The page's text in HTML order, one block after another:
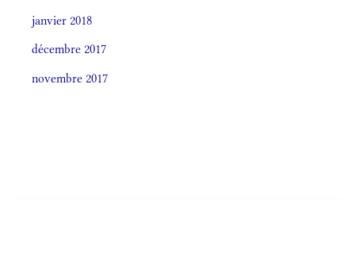
janvier 2018
décembre 2017
novembre 2017